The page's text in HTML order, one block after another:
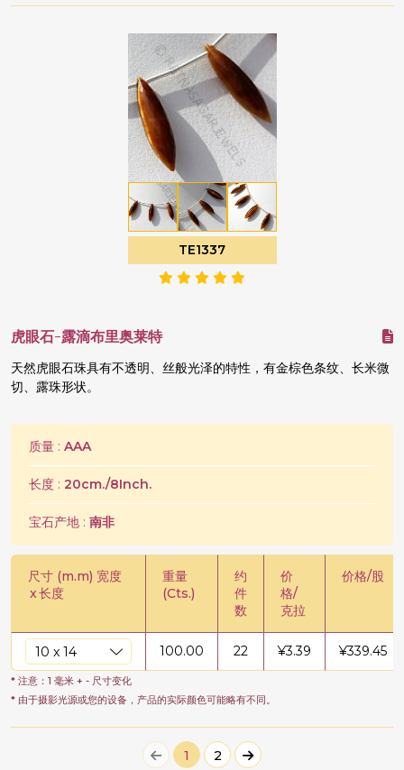
TE1337
虎眼石-露滴布里奥莱特
天然虎眼石珠具有不透明、丝般光泽的特性，有金棕色条纹、长米微
切、露珠形状。
质量 : AAA
长度 : 20cm./8Inch.
宝石产地 : 南非
尺寸 (m.m) 宽度
x长度
重量
(Cts.)
约
件
数
价
格/
克拉
价格/股
100.00 22 ¥3.39 ¥339.45
* 注意：1 毫米 + - 尺寸变化
* 由于摄影光源或您的设备，产品的实际颜色可能略有不同。
1 2